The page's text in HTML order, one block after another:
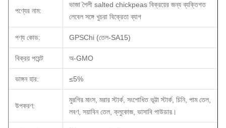
পণ্যের নাম:
ভাজা শৈলী salted chickpeas বিক্রয়ের জন্য ব্যক্তিগত
লেবেল সঙ্গে খুচরা বিক্রেতা ব্যাগ
পণ্য কোড: GPSChi (তেল-SA15)
বিক্রয় পয়েন্ট অ-GMO
ভাঙ্গন হার: ≤5%
উপকরণ:
মুরগির মাংস, মরার স্টার্ক, সংশোধিত ভূট্টা স্টার্ক, চিনি, পাম তেল,
লবণ, সয়াবিন তেল, ক্লুকোজ, ভাসাবি পাউডার।